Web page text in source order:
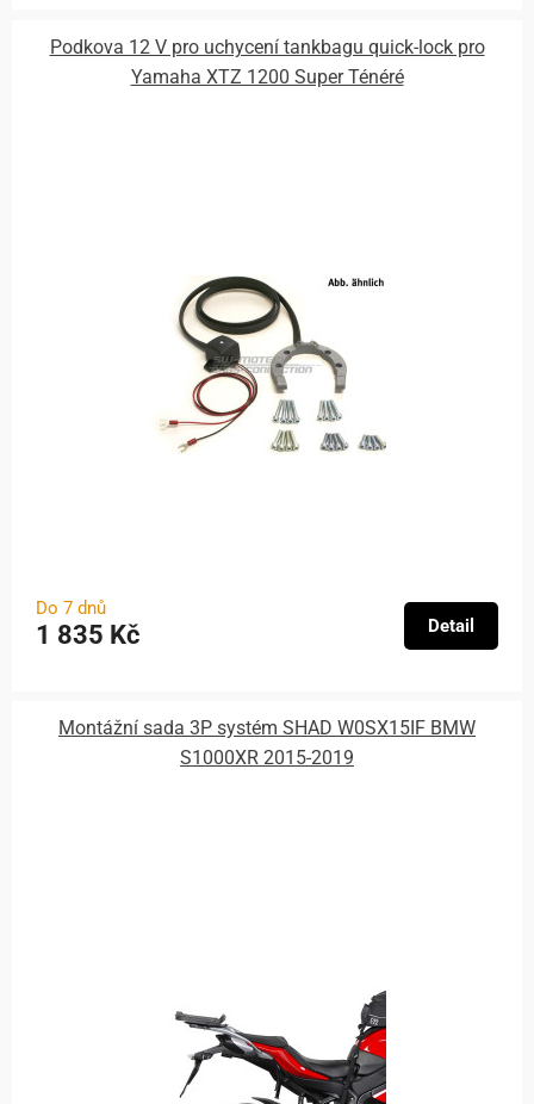
Podkova 12 V pro uchycení tankbagu quick-lock pro
Yamaha XTZ 1200 Super Ténéré
Do 7 dnů
1 835 Kč Detail
Montážní sada 3P systém SHAD W0SX15IF BMW
S1000XR 2015-2019